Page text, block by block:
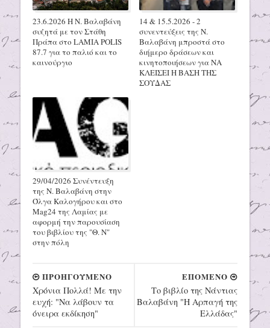
23.6.2026 Η Ν. Βαλαβάνη
συζητά με τον Στάθη
Πράπα στο LAMIA POLIS
87.7 για το παλιό και το
καινούργιο
14 & 15.5.2026 - 2
συνεντεύξεις της Ν.
Βαλαβάνη μπροστά στο
διήμερο δράσεων και
κινητοποιήσεων για ΝΑ
ΚΛΕΙΣΕΙ Η ΒΑΣΗ ΤΗΣ
ΣΟΥΔΑΣ
29/04/2026 Συνέντευξη
της Ν. Βαλαβάνη στην
Όλγα Καλογήρου και στο
Mag24 της Λαμίας με
αφορμή την παρουσίαση
του βιβλίου της "Θ. Ν"
στην πόλη
ΕΠΟΜΕΝΟ
Το βιβλίο της Νάντιας
Βαλαβάνη "Η Αρπαγή της
Ελλάδας"
ΠΡΟΗΓΟΥΜΕΝΟ
Χρόνια Πολλά! Με την
ευχή: "Να λάβουν τα
όνειρα εκδίκηση"